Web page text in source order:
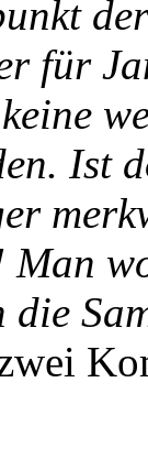
für
Ist
Man
die